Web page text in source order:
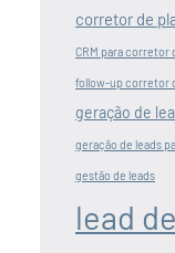
corretor de
CRM para corretor
follow-up corretor
geração de
geração de leads
gestão de leads
lead